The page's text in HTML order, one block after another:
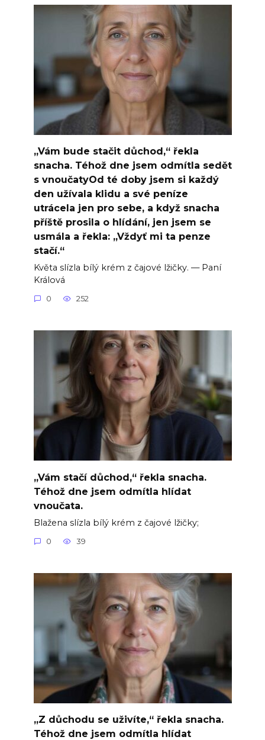
„Vám bude stačit důchod,“ řekla
snacha. Téhož dne jsem odmítla sedět
s vnoučatyOd té doby jsem si každý
den užívala klidu a své peníze
utrácela jen pro sebe, a když snacha
příště prosila o hlídání, jen jsem se
usmála a řekla: „Vždyť mi ta penze
stačí.“
Květa slízla bílý krém z čajové lžičky. — Paní
Králová
0 252
„Vám stačí důchod,“ řekla snacha.
Téhož dne jsem odmítla hlídat
vnoučata.
Blažena slízla bílý krém z čajové lžičky;
0 39
„Z důchodu se uživíte,“ řekla snacha.
Téhož dne jsem odmítla hlídat